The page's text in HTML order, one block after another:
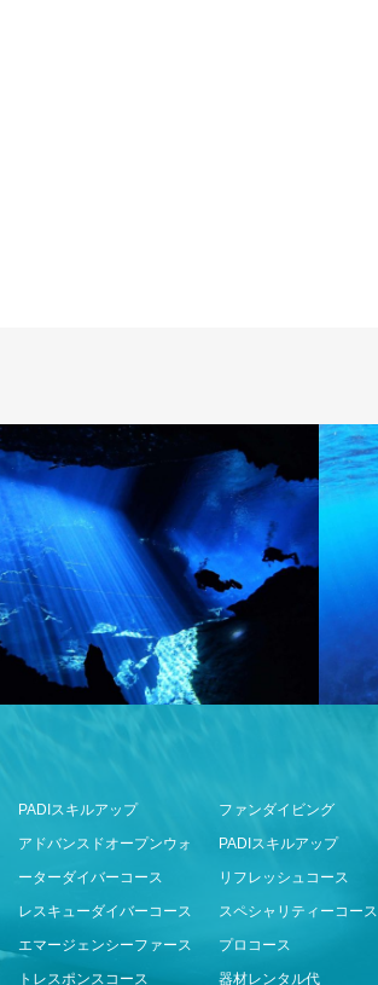
PADIスキルアップ
アドバンスドオープンウォ
ーターダイバーコース
レスキューダイバーコース
エマージェンシーファース
トレスポンスコース
ファンダイビング
PADIスキルアップ
リフレッシュコース
スペシャリティーコース
プロコース
器材レンタル代